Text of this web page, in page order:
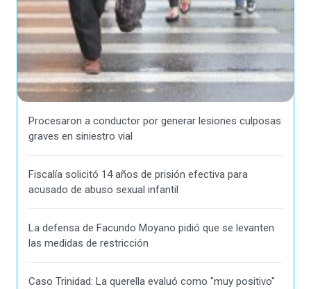
Procesaron a conductor por generar lesiones culposas
graves en siniestro vial
Fiscalía solicitó 14 años de prisión efectiva para
acusado de abuso sexual infantil
La defensa de Facundo Moyano pidió que se levanten
las medidas de restricción
Caso Trinidad: La querella evaluó como "muy positivo"